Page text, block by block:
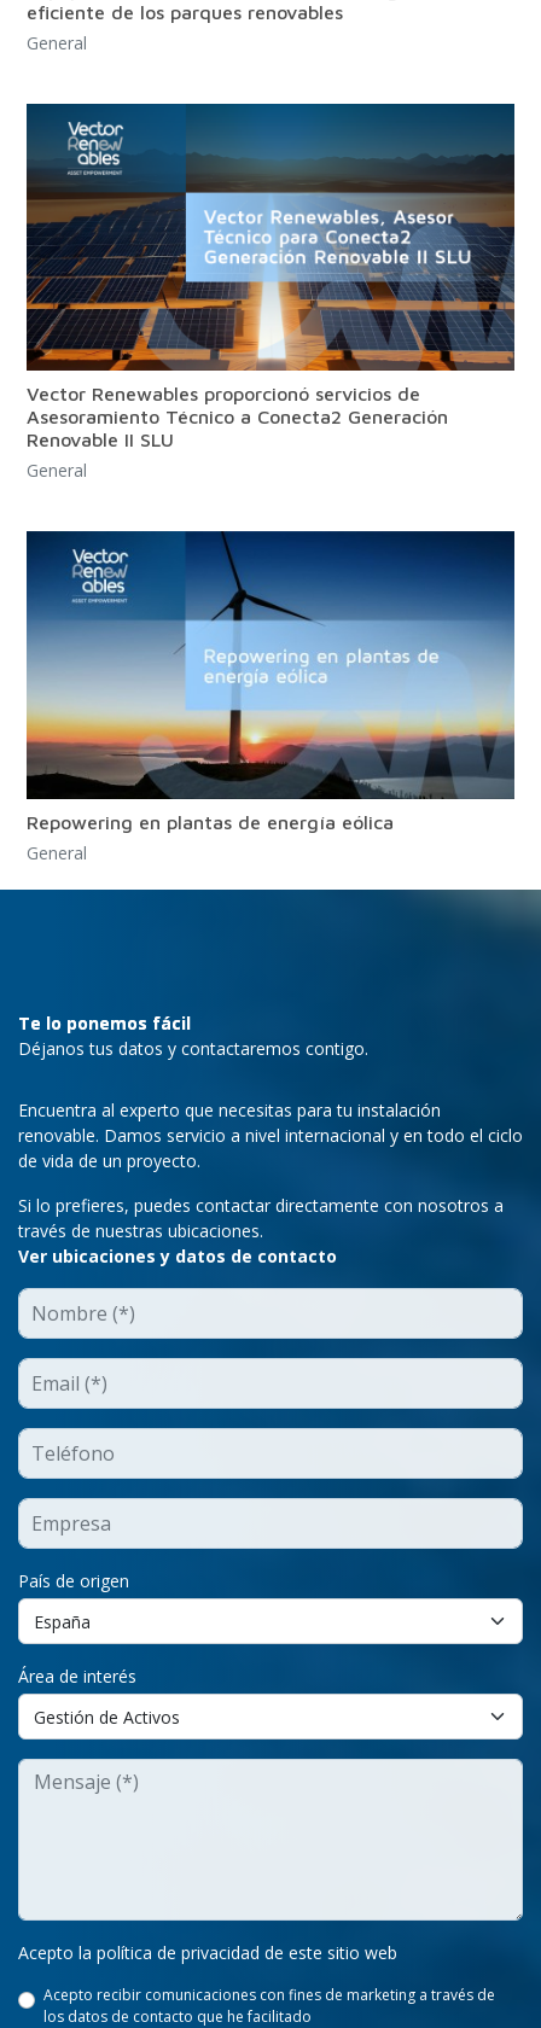
eficiente de los parques renovables
General
Vector Renewables proporcionó servicios de
Asesoramiento Técnico a Conecta2 Generación
Renovable II SLU
General
Repowering en plantas de energía eólica
General
Te lo ponemos fácil
Déjanos tus datos y contactaremos contigo.
Encuentra al experto que necesitas para tu instalación
renovable. Damos servicio a nivel internacional y en todo el ciclo
de vida de un proyecto.
Si lo prefieres, puedes contactar directamente con nosotros a
través de nuestras ubicaciones.
Ver ubicaciones y datos de contacto
País de origen
Área de interés
Acepto la política de privacidad de este sitio web
Acepto recibir comunicaciones con fines de marketing a través de
los datos de contacto que he facilitado